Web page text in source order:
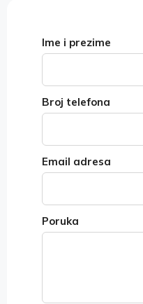
Ime i prezime
Broj telefona
Email adresa
Poruka